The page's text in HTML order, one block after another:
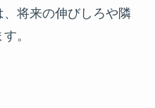
将来の伸びしろや隣
。